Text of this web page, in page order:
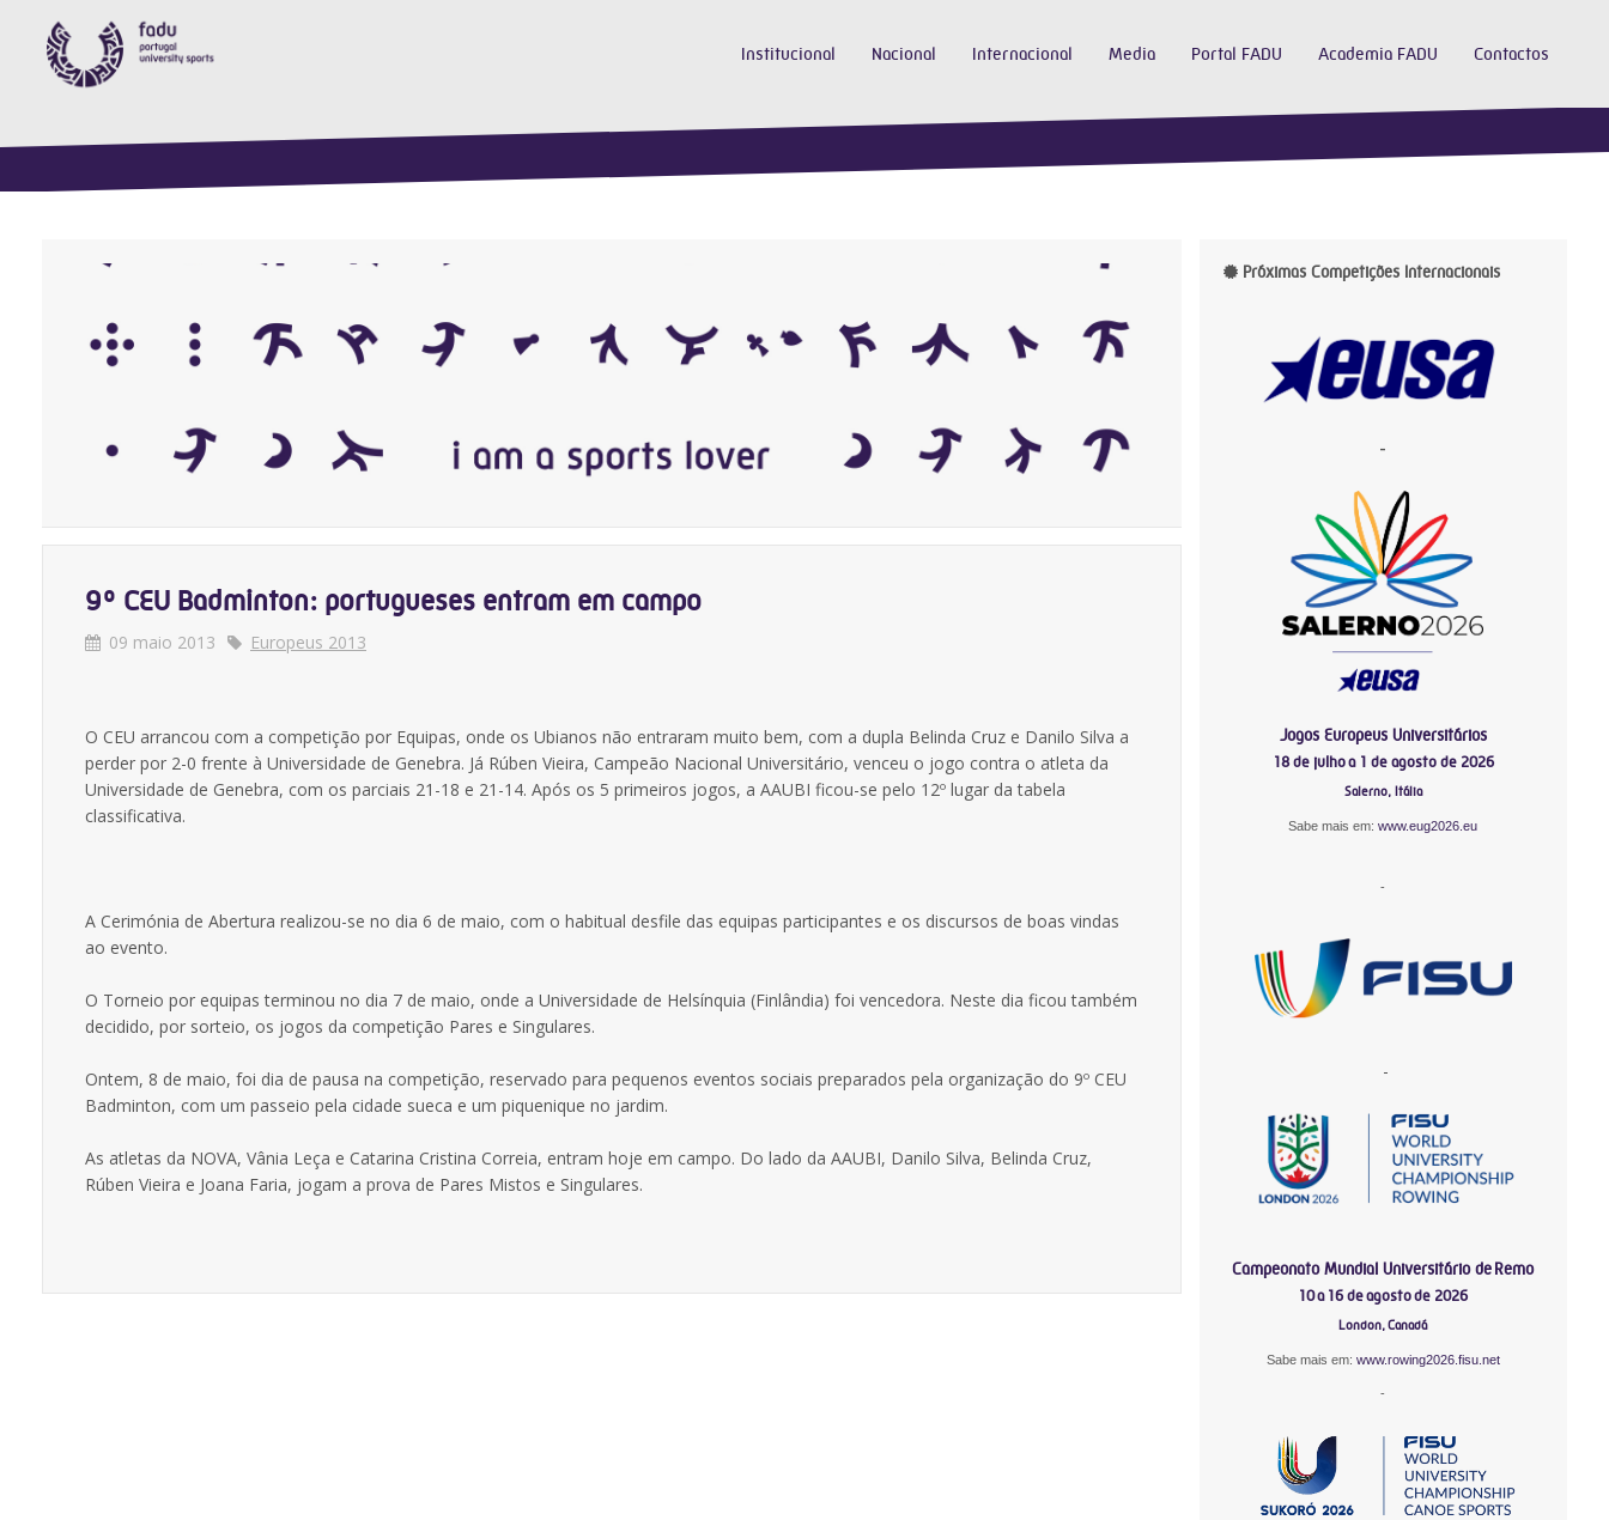
Institucional Nacional Internacional Media Portal FADU Academia FADU Contactos
9º CEU Badminton: portugueses entram em campo
09 maio 2013 Europeus 2013
O CEU arrancou com a competição por Equipas, onde os Ubianos não entraram muito bem, com a dupla Belinda Cruz e Danilo Silva a
perder por 2-0 frente à Universidade de Genebra. Já Rúben Vieira, Campeão Nacional Universitário, venceu o jogo contra o atleta da
Universidade de Genebra, com os parciais 21-18 e 21-14. Após os 5 primeiros jogos, a AAUBI ficou-se pelo 12º lugar da tabela
classificativa.
A Cerimónia de Abertura realizou-se no dia 6 de maio, com o habitual desfile das equipas participantes e os discursos de boas vindas
ao evento.
O Torneio por equipas terminou no dia 7 de maio, onde a Universidade de Helsínquia (Finlândia) foi vencedora. Neste dia ficou também
decidido, por sorteio, os jogos da competição Pares e Singulares.
Ontem, 8 de maio, foi dia de pausa na competição, reservado para pequenos eventos sociais preparados pela organização do 9º CEU
Badminton, com um passeio pela cidade sueca e um piquenique no jardim.
As atletas da NOVA, Vânia Leça e Catarina Cristina Correia, entram hoje em campo. Do lado da AAUBI, Danilo Silva, Belinda Cruz,
Rúben Vieira e Joana Faria, jogam a prova de Pares Mistos e Singulares.
Próximas Competições Internacionais
-
Jogos Europeus Universitários
18 de julho a 1 de agosto de 2026
Salerno, Itália
Sabe mais em:www.eug2026.eu
-
-
Campeonato Mundial Universitário de Remo
10 a 16 de agosto de 2026
London, Canadá
Sabe mais em: www.rowing2026.fisu.net
-